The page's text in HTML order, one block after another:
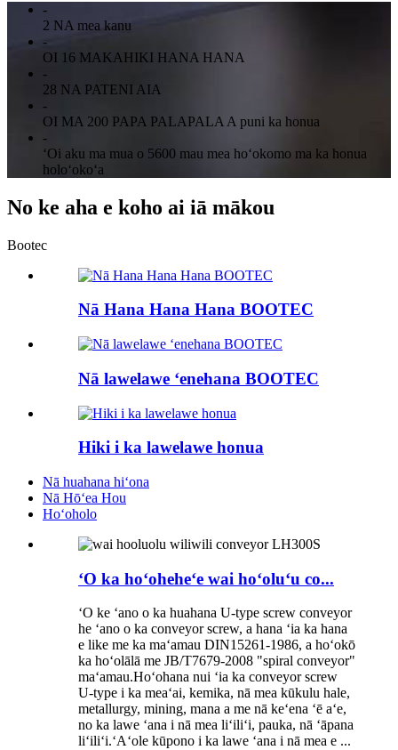
-
2 NA mea kanu
-
OI 16 MAKAHIKI HANA HANA
-
28 NA PATENI AIA
-
OI MA 200 PAPA PALAPALA A puni ka honua
-
ʻOi aku ma mua o 5600 mau mea hoʻokomo ma ka honua
holoʻokoʻa
No ke aha e koho ai iā mākou
Bootec
Nā Hana Hana Hana BOOTEC
Nā lawelawe ʻenehana BOOTEC
Hiki i ka lawelawe honua
Nā huahana hiʻona
Nā Hōʻea Hou
Hoʻoholo
ʻO ka hoʻoheheʻe wai hoʻoluʻu co...
ʻO ke ʻano o ka huahana U-type screw conveyor
he ʻano o ka conveyor screw, a hana ʻia ka hana
e like me ka maʻamau DIN15261-1986, a hoʻokō
ka hoʻolālā me JB/T7679-2008 "spiral conveyor"
maʻamau.Hoʻohana nui ʻia ka conveyor screw
U-type i ka meaʻai, kemika, nā mea kūkulu hale,
metallurgy, mining, mana a me nā keʻena ʻē aʻe,
no ka lawe ʻana i nā mea liʻiliʻi, pauka, nā ʻāpana
liʻiliʻi.ʻAʻole kūpono i ka lawe ʻana i nā mea e ...